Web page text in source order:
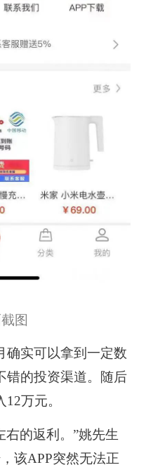
图
确实可以拿到一定数
的投资渠道。 随后
万元。
右的返利。”姚先生
该APP突然无法正